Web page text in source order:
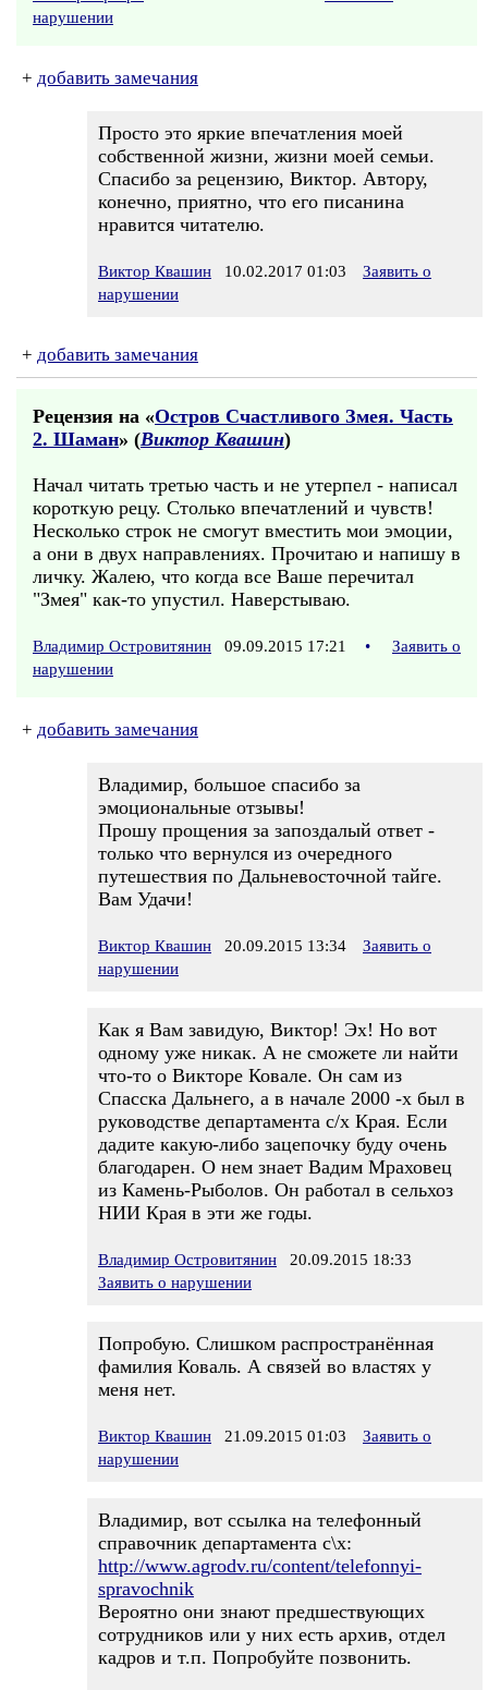
нарушении
+ добавить замечания
Просто это яркие впечатления моей
собственной жизни, жизни моей семьи.
Спасибо за рецензию, Виктор. Автору,
конечно, приятно, что его писанина
нравится читателю.
Виктор Квашин 10.02.2017 01:03
Заявить о
нарушении
+ добавить замечания
Рецензия на «Остров Счастливого Змея. Часть
2. Шаман» (Виктор Квашин)
Начал читать третью часть и не утерпел - написал
короткую рецу. Столько впечатлений и чувств!
Несколько строк не смогут вместить мои эмоции,
а они в двух направлениях. Прочитаю и напишу в
личку. Жалею, что когда все Ваше перечитал
"Змея" как-то упустил. Наверстываю.
Владимир Островитянин 09.09.2015 17:21 •
Заявить о
нарушении
+ добавить замечания
Владимир, большое спасибо за
эмоциональные отзывы!
Прошу прощения за запоздалый ответ -
только что вернулся из очередного
путешествия по Дальневосточной тайге.
Вам Удачи!
Виктор Квашин 20.09.2015 13:34
Заявить о
нарушении
Как я Вам завидую, Виктор! Эх! Но вот
одному уже никак. А не сможете ли найти
что-то о Викторе Ковале. Он сам из
Спасска Дальнего, а в начале 2000 -х был в
руководстве департамента с/х Края. Если
дадите какую-либо зацепочку буду очень
благодарен. О нем знает Вадим Мраховец
из Камень-Рыболов. Он работал в сельхоз
НИИ Края в эти же годы.
Владимир Островитянин 20.09.2015 18:33
Заявить о нарушении
Попробую. Слишком распространённая
фамилия Коваль. А связей во властях у
меня нет.
Виктор Квашин 21.09.2015 01:03
Заявить о
нарушении
Владимир, вот ссылка на телефонный
справочник департамента с\х:
http://www.agrodv.ru/content/telefonnyi-
spravochnik
Вероятно они знают предшествующих
сотрудников или у них есть архив, отдел
кадров и т.п. Попробуйте позвонить.